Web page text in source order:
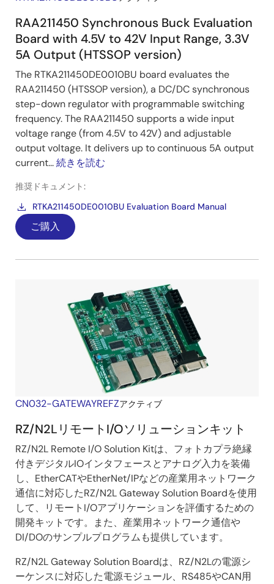
RAA211450 Synchronous Buck Evaluation
Board with 4.5V to 42V Input Range, 3.3V
5A Output (HTSSOP version)
The RTKA211450DE0010BU board evaluates the
RAA211450 (HTSSOP version), a DC/DC synchronous
step-down regulator with programmable switching
frequency. The RAA211450 supports a wide input
voltage range (from 4.5V to 42V) and adjustable
output voltage. It delivers up to continuous 5A output
current...続きを読む
推奨ドキュメント:
RTKA211450DE0010BU Evaluation Board Manual
ご購入
CN032-GATEWAYREFZアクティブ
RZ/N2LリモートI/Oソリューションキット
RZ/N2L Remote I/O Solution Kitは、フォトカプラ絶縁
付きデジタルIOインタフェースとアナログ入力を装備
し、EtherCATやEtherNet/IPなどの産業用ネットワーク
通信に対応したRZ/N2L Gateway Solution Boardを使用
して、リモートI/Oアプリケーションを評価するための
開発キットです。また、産業用ネットワーク通信や
DI/DOのサンプルプログラムも提供しています。
RZ/N2L Gateway Solution Boardは、RZ/N2Lの電源シ
ーケンスに対応した電源モジュール、RS485やCAN用